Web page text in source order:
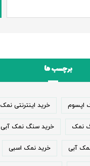
برچسب ها
اپسوم خرید اینترنتی نمک
نمک خرید سنگ نمک آبی
آبی خرید نمک اسبی